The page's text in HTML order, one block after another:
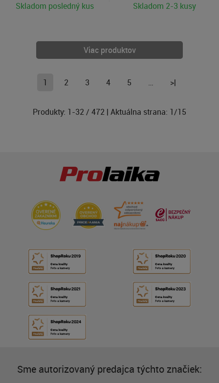
Skladom posledný kus Skladom 2-3 kusy
Viac produktov
1 2 3 4 5 … >|
Produkty: 1-32/ 472 | Aktuálna strana: 1/15
Sme autorizovaný predajca týchto značiek: